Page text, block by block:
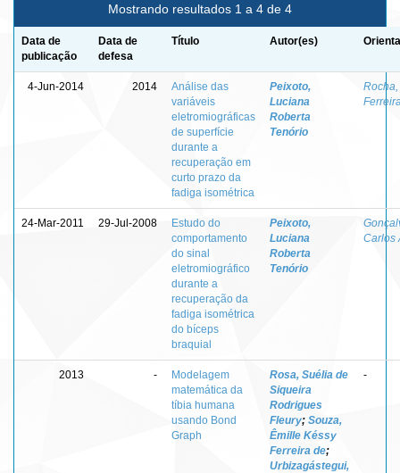
Mostrando resultados 1 a 4 de 4
Data de
publicação
Data de
defesa
Título Autor(es)
4-Jun-2014 2014
Análise das
variáveis
eletromiográficas
de superfície
durante a
recuperação em
curto prazo da
fadiga isométrica
Peixoto,
Luciana
Roberta
Tenório
24-Mar-2011 29-Jul-2008
Estudo do
comportamento
do sinal
eletromiográfico
durante a
recuperação da
fadiga isométrica
do bíceps
braquial
Peixoto,
Luciana
Roberta
Tenório
Carlos
2013 -
Modelagem
matemática da
tíbia humana
usando Bond
Graph
Rosa, Suélia de
Siqueira
Rodrigues
Fleury; Souza,
Êmille Késsy
Ferreira de;
Urbizagástegui,
-